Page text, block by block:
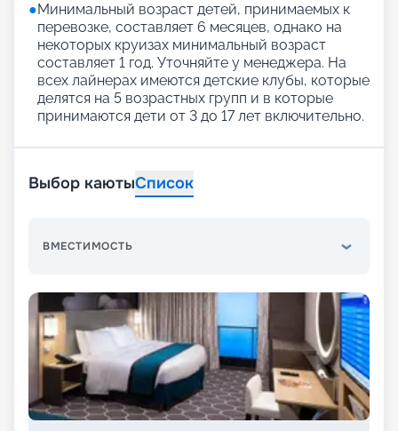
●Минимальный возраст детей, принимаемых к
перевозке, составляет 6 месяцев, однако на
некоторых круизах минимальный возраст
составляет 1 год. Уточняйте у менеджера. На
всех лайнерах имеются детские клубы, которые
делятся на 5 возрастных групп и в которые
принимаются дети от 3 до 17 лет включительно.
Выбор каютыСписок
ВМЕСТИМОСТЬ